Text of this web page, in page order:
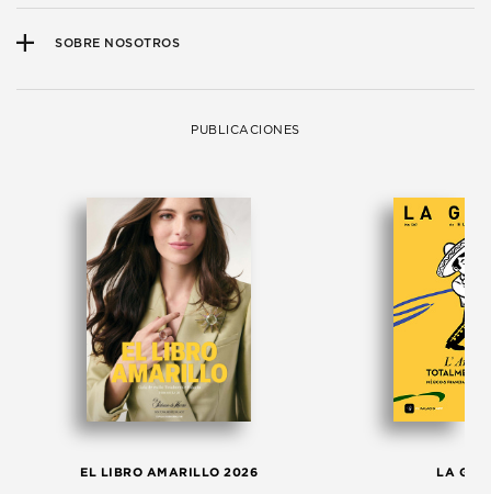
SOBRE NOSOTROS
PUBLICACIONES
EL LIBRO AMARILLO 2026 LA